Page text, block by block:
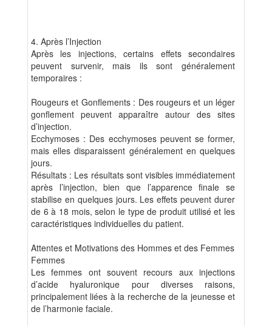
4. Après l’Injection
Après les injections, certains effets secondaires
peuvent survenir, mais ils sont généralement
temporaires :
Rougeurs et Gonflements : Des rougeurs et un léger
gonflement peuvent apparaître autour des sites
d’injection.
Ecchymoses : Des ecchymoses peuvent se former,
mais elles disparaissent généralement en quelques
jours.
Résultats : Les résultats sont visibles immédiatement
après l’injection, bien que l’apparence finale se
stabilise en quelques jours. Les effets peuvent durer
de 6 à 18 mois, selon le type de produit utilisé et les
caractéristiques individuelles du patient.
Attentes et Motivations des Hommes et des Femmes
Femmes
Les femmes ont souvent recours aux injections
d’acide hyaluronique pour diverses raisons,
principalement liées à la recherche de la jeunesse et
de l’harmonie faciale.